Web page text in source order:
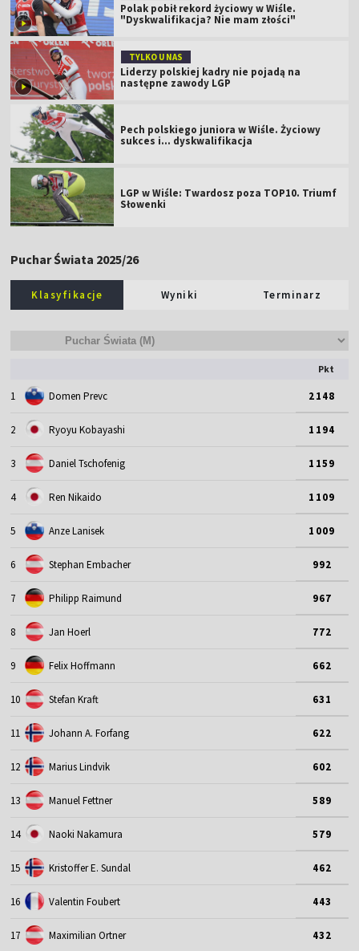
Polak pobił rekord życiowy w Wiśle.
"Dyskwalifikacja? Nie mam złości"
TYLKO U NAS
Liderzy polskiej kadry nie pojadą na
następne zawody LGP
Pech polskiego juniora w Wiśle. Życiowy
sukces i... dyskwalifikacja
LGP w Wiśle: Twardosz poza TOP10. Triumf
Słowenki
Puchar Świata 2025/26
Klasyfikacje Wyniki Terminarz
Pkt
1 Domen Prevc 2148
2 Ryoyu Kobayashi 1194
3 Daniel Tschofenig 1159
4 Ren Nikaido 1109
5 Anze Lanisek 1009
6 Stephan Embacher 992
7 Philipp Raimund 967
8 Jan Hoerl 772
9 Felix Hoffmann 662
10 Stefan Kraft 631
11 Johann A. Forfang 622
12 Marius Lindvik 602
13 Manuel Fettner 589
14 Naoki Nakamura 579
15 Kristoffer E. Sundal 462
16 Valentin Foubert 443
17 Maximilian Ortner 432